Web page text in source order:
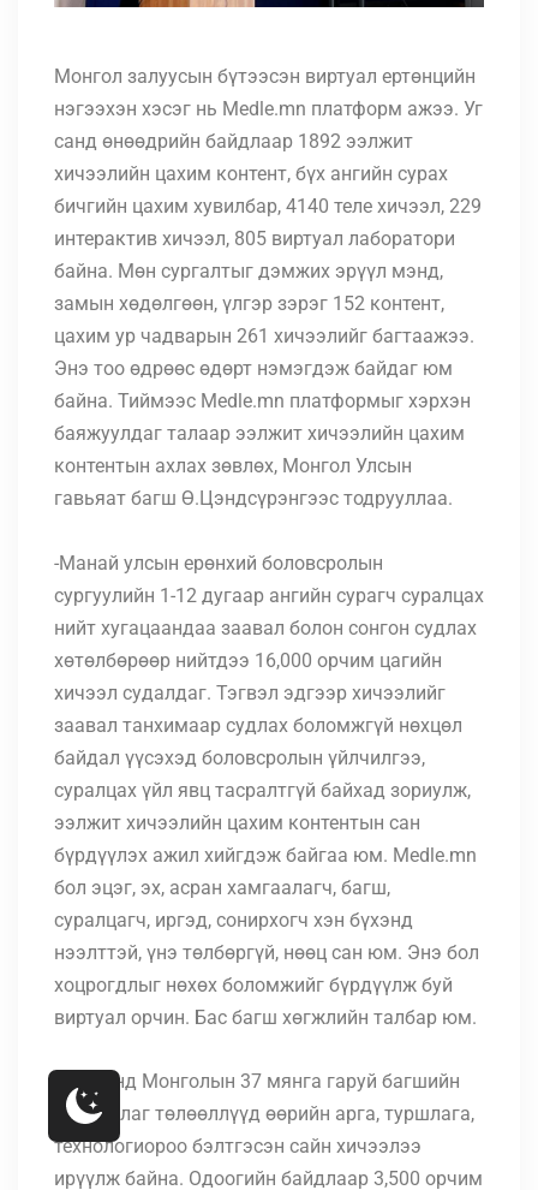
Монгол залуусын бүтээсэн виртуал ертөнцийн
нэгээхэн хэсэг нь Medle.mn платформ ажээ. Уг
санд өнөөдрийн байдлаар 1892 ээлжит
хичээлийн цахим контент, бүх ангийн сурах
бичгийн цахим хувилбар, 4140 теле хичээл, 229
интерактив хичээл, 805 виртуал лаборатори
байна. Мөн сургалтыг дэмжих эрүүл мэнд,
замын хөдөлгөөн, үлгэр зэрэг 152 контент,
цахим ур чадварын 261 хичээлийг багтаажээ.
Энэ тоо өдрөөс өдөрт нэмэгдэж байдаг юм
байна. Тиймээс Medle.mn платформыг хэрхэн
баяжуулдаг талаар ээлжит хичээлийн цахим
контентын ахлах зөвлөх, Монгол Улсын
гавьяат багш Ө.Цэндсүрэнгээс тодрууллаа.
-Манай улсын ерөнхий боловсролын
сургуулийн 1-12 дугаар ангийн сурагч суралцах
нийт хугацаандаа заавал болон сонгон судлах
хөтөлбөрөөр нийтдээ 16,000 орчим цагийн
хичээл судалдаг. Тэгвэл эдгээр хичээлийг
заавал танхимаар судлах боломжгүй нөхцөл
байдал үүсэхэд боловсролын үйлчилгээ,
суралцах үйл явц тасралтгүй байхад зориулж,
ээлжит хичээлийн цахим контентын сан
бүрдүүлэх ажил хийгдэж байгаа юм. Medle.mn
бол эцэг, эх, асран хамгаалагч, багш,
суралцагч, иргэд, сонирхогч хэн бүхэнд
нээлттэй, үнэ төлбөргүй, нөөц сан юм. Энэ бол
хоцрогдлыг нөхөх боломжийг бүрдүүлж буй
виртуал орчин. Бас багш хөгжлийн талбар юм.
Энэ санд Монголын 37 мянга гаруй багшийн
чадварлаг төлөөллүүд өөрийн арга, туршлага,
технологиороо бэлтгэсэн сайн хичээлээ
ирүүлж байна. Одоогийн байдлаар 3,500 орчим